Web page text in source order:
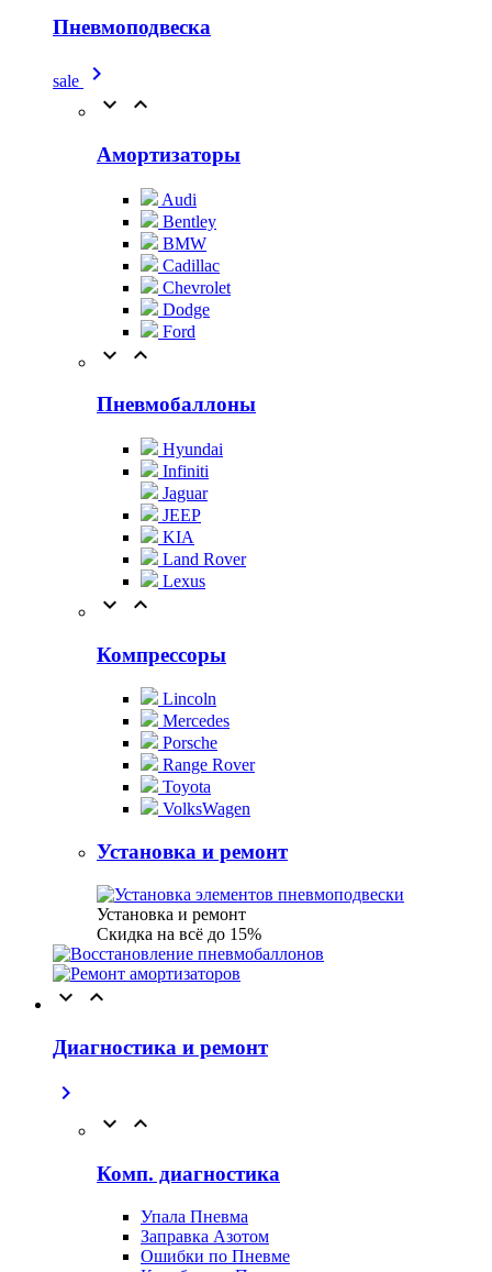
Пневмоподвеска
sale



Амортизаторы
Audi
Bentley
BMW
Cadillac
Chevrolet
Dodge
Ford
 
Пневмобаллоны
Hyundai
Infiniti
Jaguar
JEEP
KIA
Land Rover
Lexus
 
Компрессоры
Lincoln
Mercedes
Porsche
Range Rover
Toyota
VolksWagen
Установка и ремонт
Установка и ремонт
Скидка на всё до 15%
 
Диагностика и ремонт



Комп. диагностика
Упала Пневма
Заправка Азотом
Ошибки по Пневме